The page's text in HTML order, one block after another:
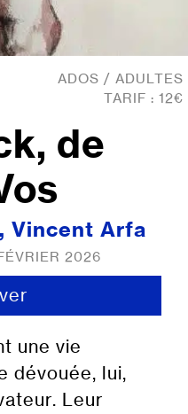
de
Vincent Arfa
2026
une vie
dévouée, lui,
Leur
ADOS / ADULTES
TARIF : 12€